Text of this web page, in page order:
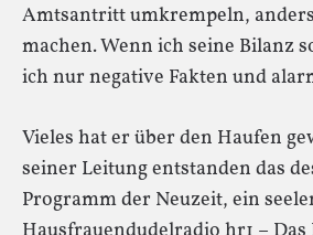
Amtsantritt umkrempeln,
machen. Wenn ich seine Bilanz
ich nur negative Fakten und
Vieles hat er über den Haufen
seiner Leitung entstanden das
Programm der Neuzeit, ein